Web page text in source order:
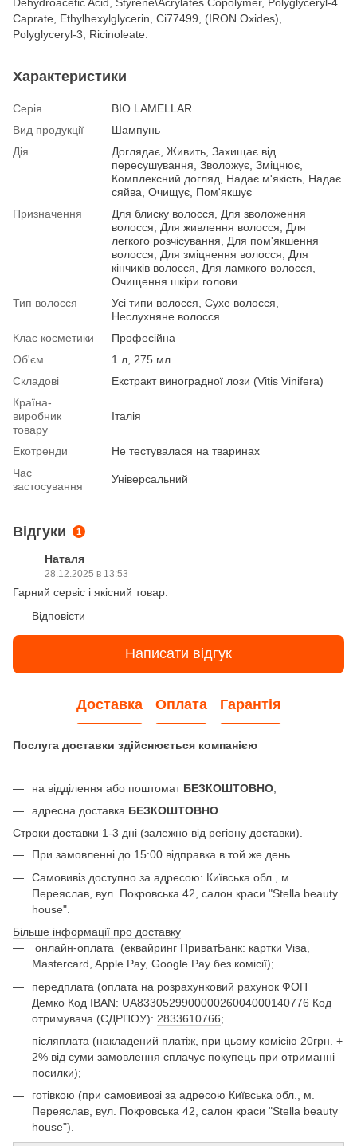
Caprate, Ethylhexylglycerin, Ci77499, (IRON Oxides),
Polyglyceryl-3, Ricinoleate.
Характеристики
Серія
BIO LAMELLAR
Вид продукції
Шампунь
Дія
Доглядає, Живить, Захищає від
пересушування, Зволожує, Зміцнює,
Комплексний догляд, Надає м'якість, Надає
сяйва, Очищує, Пом'якшує
Призначення
Для блиску волосся, Для зволоження
волосся, Для живлення волосся, Для
легкого розчісування, Для пом'якшення
волосся, Для зміцнення волосся, Для
кінчиків волосся, Для ламкого волосся,
Очищення шкіри голови
Тип волосся
Усі типи волосся, Сухе волосся,
Неслухняне волосся
Клас косметики
Професійна
Об'єм
1 л, 275 мл
Складові
Екстракт виноградної лози (Vitis Vinifera)
Країна-
виробник
товару
Італія
Екотренди
Не тестувалася на тваринах
Час
застосування
Універсальний
Відгуки 1
Наталя
28.12.2025 в 13:53
Гарний сервіс і якісний товар.
Відповісти
Написати відгук
Доставка Оплата Гарантія
Послуга доставки здійснюється компанією
на відділення або поштомат БЕЗКОШТОВНО;
адресна доставка БЕЗКОШТОВНО
Строки доставки 1-3 дні (залежно від регіону доставки).
При замовленні до 15:00 відправка в той же день.
Самовивіз доступно за адресою: Київська обл., м.
Переяслав, вул. Покровська 42, салон краси "Stella beauty
house".
Більше інформації про доставку
онлайн-оплата
(еквайринг ПриватБанк: картки Visa,
Mastercard, Apple Pay, Google Pay без комісії);
передплата (оплата на розрахунковий рахунок ФОП
Демко Код IBAN: UA833052990000026004000140776 Код
отримувача (ЄДРПОУ): 2833610766;
післяплата (накладений платіж, при цьому комісію 20грн. +
2% від суми замовлення сплачує покупець при отриманні
посилки);
готівкою (при самовивозі за адресою Київська обл., м.
Переяслав, вул. Покровська 42, салон краси "Stella beauty
house").